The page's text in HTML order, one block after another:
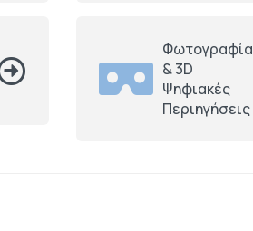
Φωτογραφία
& 3D
Ψηφιακές
Περιηγήσεις